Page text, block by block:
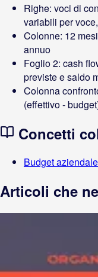
Righe: voci di
variabili per
Colonne: 12
annuo
Foglio 2: cash
previste e saldo
Colonna
(effettivo -
Concetti
Budget aziendale
Articoli che